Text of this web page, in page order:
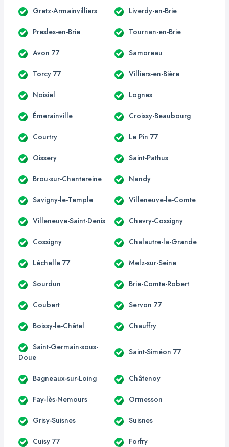
Gretz-Armainvilliers Liverdy-en-Brie
Presles-en-Brie Tournan-en-Brie
Avon 77 Samoreau
Torcy 77 Villiers-en-Bière
Noisiel Lognes
Émerainville Croissy-Beaubourg
Courtry Le Pin 77
Oissery Saint-Pathus
Brou-sur-Chantereine Nandy
Savigny-le-Temple Villeneuve-le-Comte
Villeneuve-Saint-Denis Chevry-Cossigny
Cossigny Chalautre-la-Grande
Léchelle 77 Melz-sur-Seine
Sourdun Brie-Comte-Robert
Coubert Servon 77
Boissy-le-Châtel Chauffry
Saint-Germain-sous-
Doue
Saint-Siméon 77
Bagneaux-sur-Loing Châtenoy
Fay-lès-Nemours Ormesson
Grisy-Suisnes Suisnes
Cuisy 77 Forfry